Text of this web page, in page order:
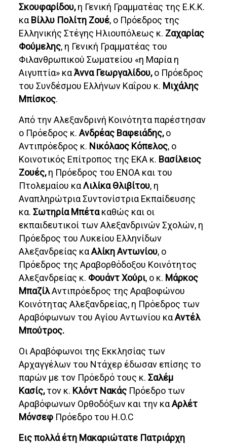
Σκουφαρίδου,η Γενική Γραμματέας της Ε.Κ.Κ.
κα Βίλλυ Πολίτη Ζουέ, ο Πρόεδρος της
Ελληνικής Στέγης Ηλιουπόλεως κ. Ζαχαρίας
Φούμελης, η Γενική Γραμματέας του
Φιλανθρωπικού Σωματείου «η Μαρία η
Αιγυπτία» καΆννα Γεωργαλίδου,ο Πρόεδρος
του Συνδέσμου Ελλήνων Καΐρου κ. Μιχάλης
Μπίσκος.
Από την Αλεξανδρινή Κοινότητα παρέστησαν
ο Πρόεδρος κ. Ανδρέας Βαφειάδης,ο
Αντιπρόεδρος κ. Νικόλαος Κόπελος, ο
Κοινοτικός Επίτροπος της ΕΚΑ κ. Βασίλειος
Ζουές,η Πρόεδρος του ΕΝΟΑ και του
Πτολεμαίου καΛιλίκα Θλιβίτου, η
Αναπληρώτρια Συντονίστρια Εκπαίδευσης
κα.Σωτηρία Μπέτακαθώς και οι
εκπαιδευτικοί των Αλεξανδρινών Σχολών, η
Πρόεδρος του Λυκείου Ελληνίδων
Αλεξανδρείας καΑλίκη Αντωνίου, ο
Πρόεδρος της Αραβορθόδοξου Κοινότητος
Αλεξανδρείας κ. Φουάντ Χούρι, ο κ. Μάρκος
ΜπαζίλΑντιπρόεδρος της Αραβοφώνου
Κοινότητας Αλεξανδρείας, η Πρόεδρος των
Αραβόφωνων του Αγίου Αντωνίου καΑντέλ
Μπούτρος.
Οι Αραβόφωνοι της Εκκλησίας των
Αρχαγγέλων του Ντάχερ έδωσαν επίσης το
παρών με τον Πρόεδρό τους κ.Σαλέμ
Κασίς,τον κ. Κλόντ Νακάς Πρόεδρο των
Αραβόφωνων Ορθοδόξων και την καΑρλέτ
Μόνσεφ Πρόεδρο του H.O.C
Εις πολλά έτη Μακαριώτατε Πατριάρχη